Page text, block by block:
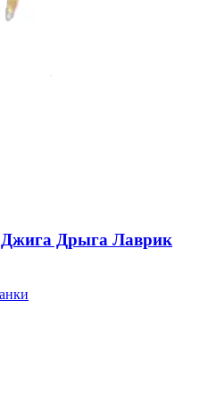
Дрыга Лаврик